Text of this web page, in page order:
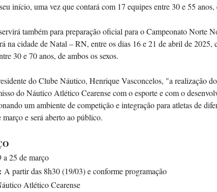
início, uma vez que contará com 17 equipes entre 30 e 55
também para preparação oficial para o Campeonato Norte
na cidade de Natal – RN, entre os dias 16 e 21 de abril de
30 e 70 anos, de ambos os sexos.
do Clube Náutico, Henrique Vasconcelos, "a realização
do Náutico Atlético Cearense com o esporte e com o
um ambiente de competição e integração para atletas de
março e será aberto ao público.
a 25 de março
A partir das 8h30 (19/03) e conforme programação
Atlético Cearense